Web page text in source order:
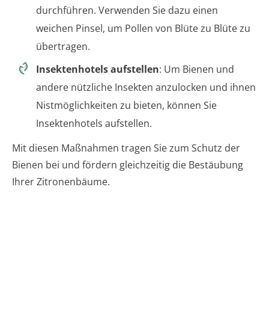
durchführen. Verwenden Sie dazu einen
weichen Pinsel, um Pollen von Blüte zu Blüte zu
übertragen.
Insektenhotels aufstellen: Um Bienen und
andere nützliche Insekten anzulocken und ihnen
Nistmöglichkeiten zu bieten, können Sie
Insektenhotels aufstellen.
Mit diesen Maßnahmen tragen Sie zum Schutz der
Bienen bei und fördern gleichzeitig die Bestäubung
Ihrer Zitronenbäume.